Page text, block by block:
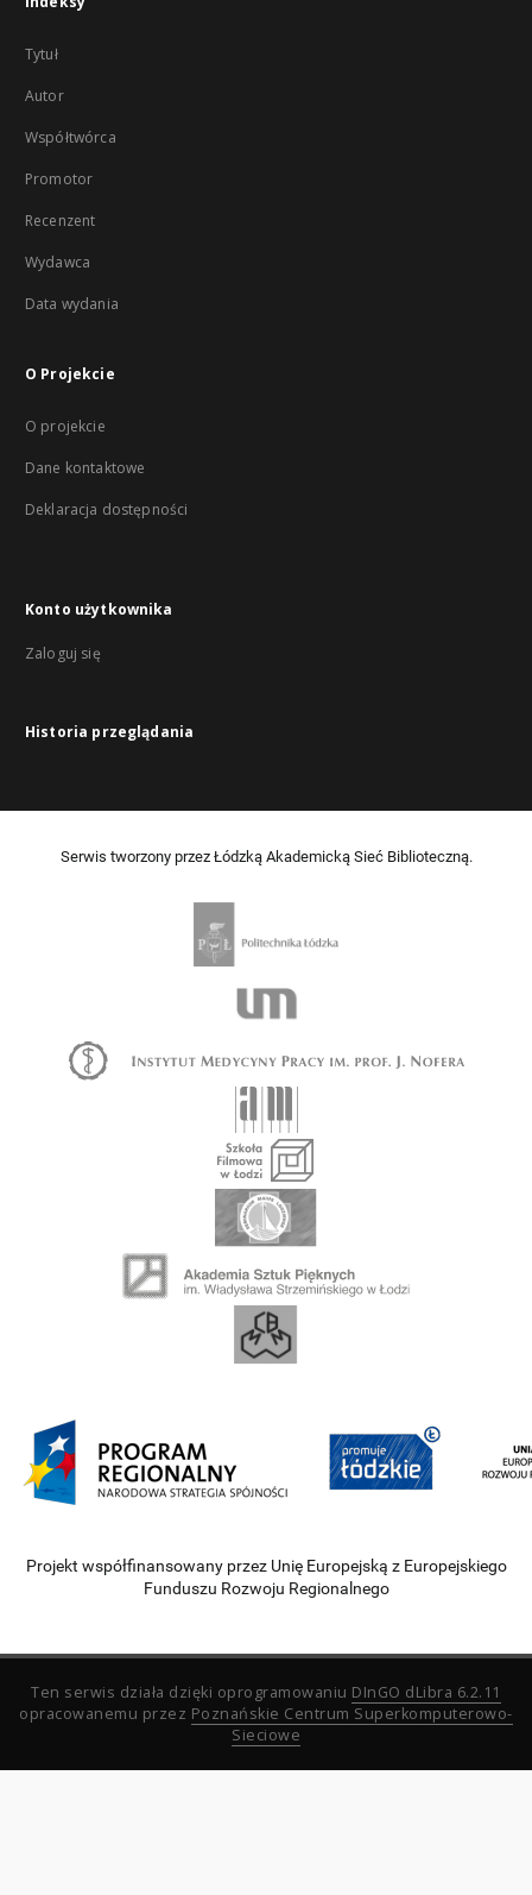
Tytuł
Autor
Współtwórca
Promotor
Recenzent
Wydawca
Data wydania
O Projekcie
O projekcie
Dane kontaktowe
Deklaracja dostępności
Konto użytkownika
Zaloguj się
Historia przeglądania
Serwis tworzony przez Łódzką Akademicką Sieć Biblioteczną.
Projekt współfinansowany przez Unię Europejską z Europejskiego
Funduszu Rozwoju Regionalnego
Ten serwis działa dzięki oprogramowaniu DInGO dLibra 6.2.11
opracowanemu przez Poznańskie Centrum Superkomputerowo-
Sieciowe